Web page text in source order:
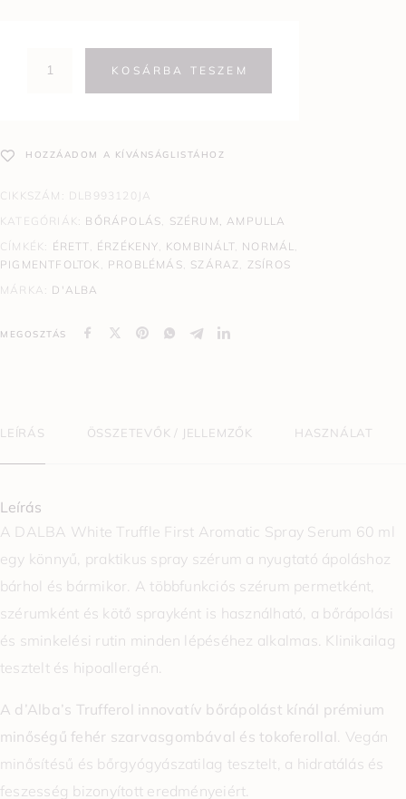
KOSÁRBA TESZEM
HOZZÁADOM A KÍVÁNSÁGLISTÁHOZ
CIKKSZÁM: DLB993120JA
KATEGÓRIÁK: BŐRÁPOLÁS, SZÉRUM, AMPULLA
CÍMKÉK: ÉRETT, ÉRZÉKENY, KOMBINÁLT, NORMÁL,
PIGMENTFOLTOK , PROBLÉMÁS, SZÁRAZ , ZSÍROS
MÁRKA: D'ALBA
MEGOSZTÁS
LEÍRÁS ÖSSZETEVŐK / JELLEMZŐK HASZNÁLAT
Leírás
A DALBA White Truffle First Aromatic Spray Serum 60 ml
egy könnyű, praktikus spray szérum a nyugtató ápoláshoz
bárhol és bármikor. A többfunkciós szérum permetként,
szérumként és kötő sprayként is használható, a bőrápolási
és sminkelési rutin minden lépéséhez alkalmas. Klinikailag
tesztelt és hipoallergén.
A d’Alba’s Trufferol innovatív bőrápolást kínál prémium
minőségű fehér szarvasgombával és tokoferollal. Vegán
minősítésű és bőrgyógyászatilag tesztelt, a hidratálás és
feszesség bizonyított eredményeiért.